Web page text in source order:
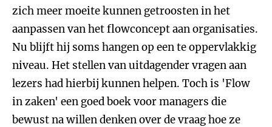
zich meer moeite kunnen getroosten in het
aanpassen van het flowconcept aan organisaties.
Nu blijft hij soms hangen op een te oppervlakkig
niveau. Het stellen van uitdagender vragen aan
lezers had hierbij kunnen helpen. Toch is 'Flow
in zaken' een goed boek voor managers die
bewust na willen denken over de vraag hoe ze